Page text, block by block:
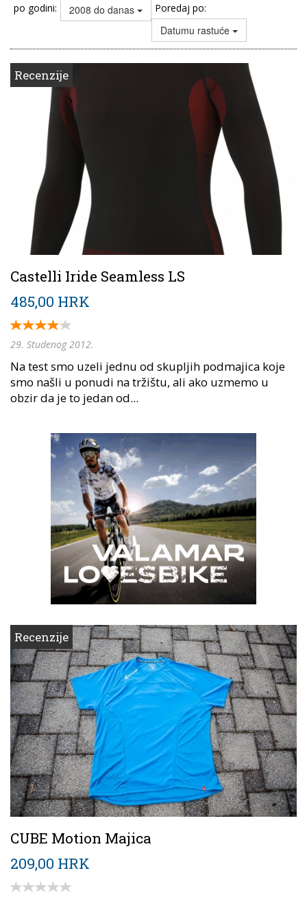
po godini: 2008 do danas Poredaj po:
Datumu rastuće
Recenzije
Castelli Iride Seamless LS
485,00 HRK
29. Studenog 2012.
Na test smo uzeli jednu od skupljih podmajica koje
smo našli u ponudi na tržištu, ali ako uzmemo u
obzir da je to jedan od...
Recenzije
CUBE Motion Majica
209,00 HRK